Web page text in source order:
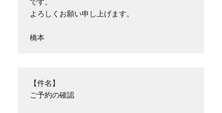
よろしくお願い申し上げます。
橋本
【件名】
ご予約の確認